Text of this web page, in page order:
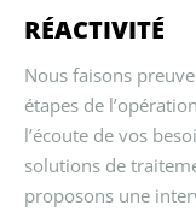
RÉACTIVITÉ
Nous faisons
étapes de
l’écoute de vos
solutions de
proposons une